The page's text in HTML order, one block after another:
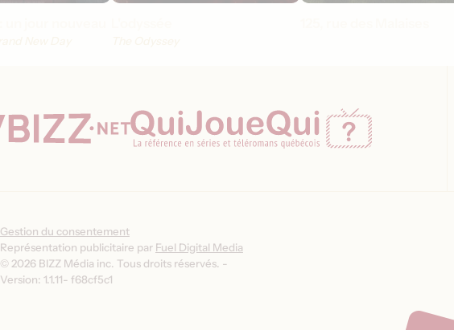
Gestion du consentement
Représentation publicitaire par Fuel Digital Media
© 2026 BIZZ Média inc. Tous droits réservés. -
Version: 1.1.11- f68cf5c1